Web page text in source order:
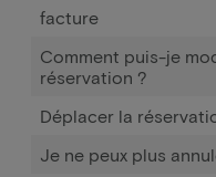
facture
Comment puis-je
réservation ?
Déplacer la
Je ne peux plus